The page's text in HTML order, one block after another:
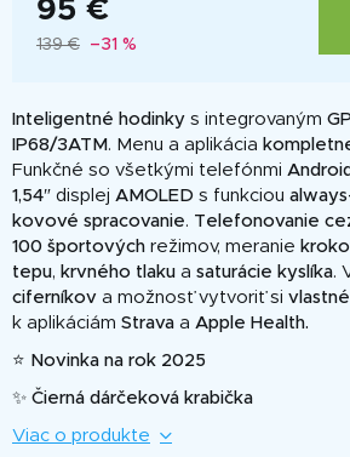
95 €
139 € –31 %
Inteligentné hodinky s integrovaným
IP68/3ATM . Menu a aplikácia
Funkčné so všetkými telefónmi Android
1,54″ displej AMOLED s funkciou
kovové spracovanie. Telefonovanie
100 športových režimov, meranie
tepu, krvného tlaku a saturácie kyslíka.
ciferníkov a možnosť vytvoriť si vlastné
k aplikáciám Strava a Apple Health.
⭐ Novinka na rok 2025
✨ Čierná dárčeková krabička
Viac o produkte